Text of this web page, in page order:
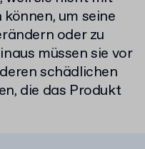
um seine
oder zu
müssen sie vor
schädlichen
die das Produkt